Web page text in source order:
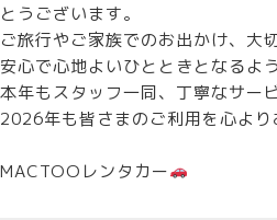
とうございます。
ご旅行やご家族でのお出かけ、大
安心で心地よいひとときとなるよう
本年もスタッフ一同、丁寧なサー
2026年も皆さまのご利用を心よ
MACTOOレンタカー